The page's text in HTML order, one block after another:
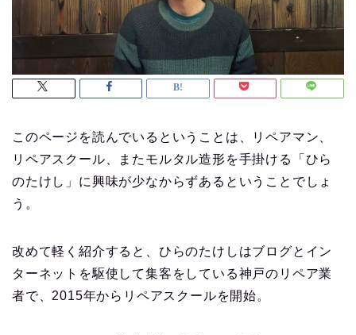
このページを読んでいるということは、リペアマン、
リペアスクール、またモルタル造形を手掛ける「ひら
のたけし」に興味が少なからずあるということでしょ
う。
改めて軽く紹介すると、ひらのたけしはブログとイン
ターネットを駆使して集客をしている神戸のリペア業
者で、2015年からリペアスクールを開始。